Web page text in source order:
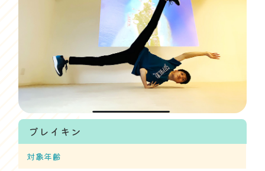
ブレイキン
対象年齢